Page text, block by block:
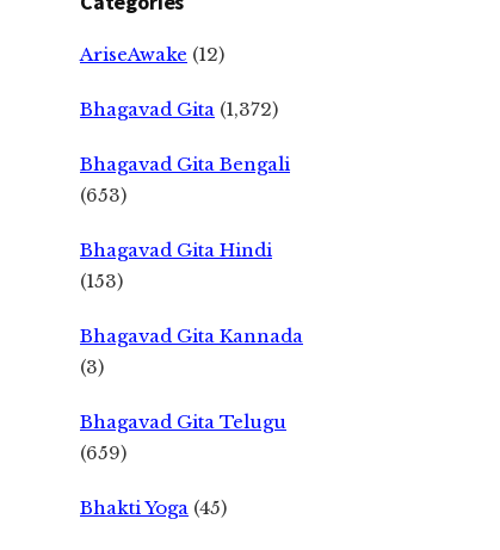
AriseAwake (12)
Bhagavad Gita (1,372)
Bhagavad Gita Bengali
(653)
Bhagavad Gita Hindi
(153)
Bhagavad Gita Kannada
(3)
Bhagavad Gita Telugu
(659)
Bhakti Yoga (45)